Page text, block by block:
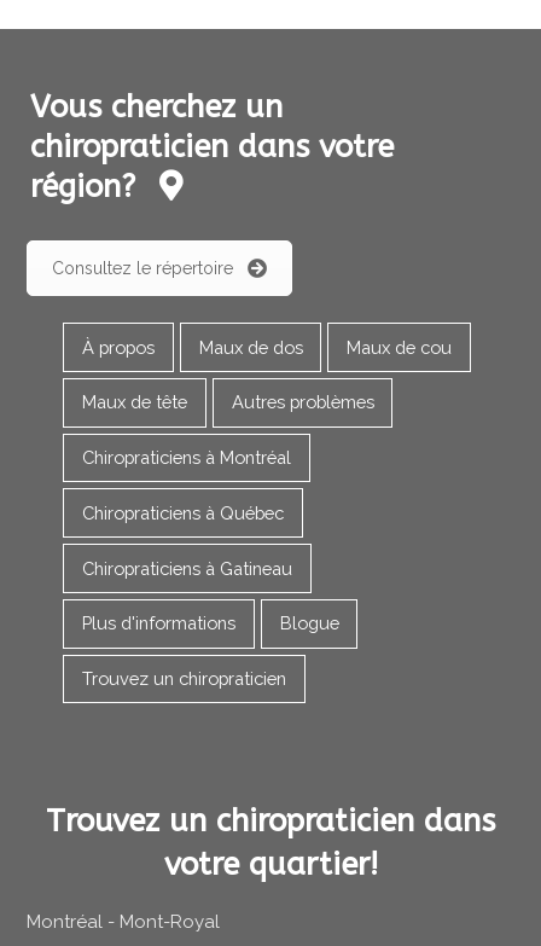
Vous cherchez un
chiropraticien dans votre
région?
Consultez le répertoire
À propos Maux de dos Maux de cou
Maux de tête Autres problèmes
Chiropraticiens à Montréal
Chiropraticiens à Québec
Chiropraticiens à Gatineau
Plus d'informations Blogue
Trouvez un chiropraticien
Trouvez un chiropraticien dans
votre quartier!
Montréal - Mont-Royal